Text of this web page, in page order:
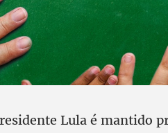
Lula é mantido